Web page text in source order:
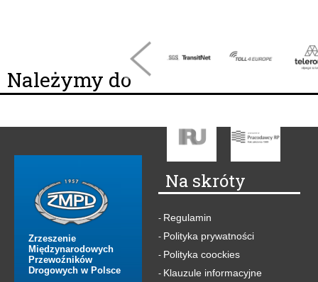
Należymy do
Zrzeszenie
Międzynarodowych
Przewoźników
Drogowych w Polsce
Na skróty
- Regulamin
- Polityka prywatności
- Polityka coockies
- Klauzule informacyjne